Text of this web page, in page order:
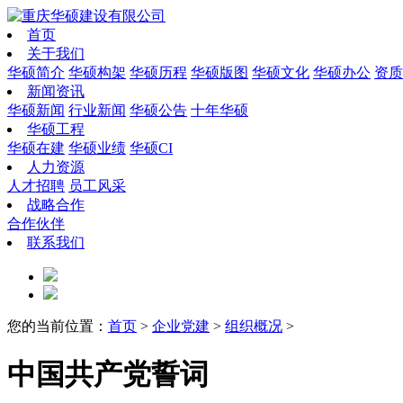
首页
关于我们
华硕简介 华硕构架 华硕历程 华硕版图 华硕文化 华硕办公 资
新闻资讯
华硕新闻 行业新闻 华硕公告 十年华硕
华硕工程
华硕在建 华硕业绩 华硕CI
人力资源
人才招聘 员工风采
战略合作
合作伙伴
联系我们
您的当前位置： 首页 > 企业党建 > 组织概况 >
中国共产党誓词